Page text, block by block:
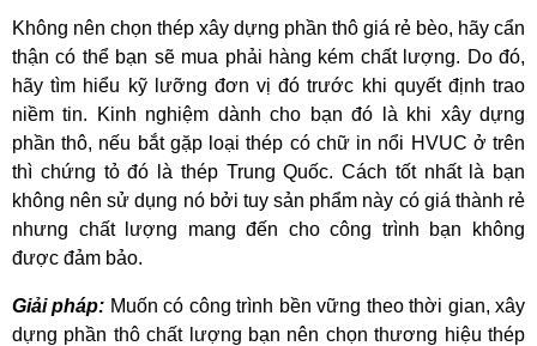
Không nên chọn thép xây dựng phần thô giá rẻ bèo, hãy cẩn
thận có thể bạn sẽ mua phải hàng kém chất lượng. Do đó,
hãy tìm hiểu kỹ lưỡng đơn vị đó trước khi quyết định trao
niềm tin. Kinh nghiệm dành cho bạn đó là khi xây dựng
phần thô, nếu bắt gặp loại thép có chữ in nổi HVUC ở trên
thì chứng tỏ đó là thép Trung Quốc. Cách tốt nhất là bạn
không nên sử dụng nó bởi tuy sản phẩm này có giá thành rẻ
nhưng chất lượng mang đến cho công trình bạn không
được đảm bảo.
Giải pháp: Muốn có công trình bền vững theo thời gian, xây
dựng phần thô chất lượng bạn nên chọn thương hiệu thép